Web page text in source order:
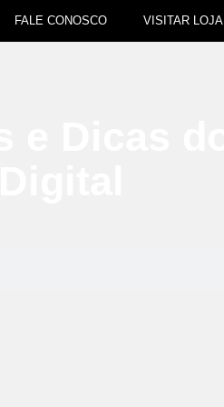
FALE CONOSCO VISITAR LOJA